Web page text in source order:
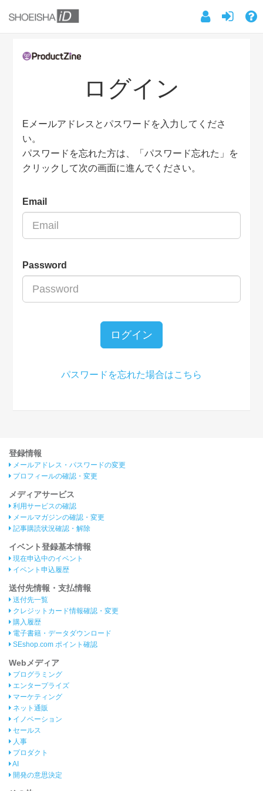
ログイン
Eメールアドレスとパスワードを入力してくださ
い。
パスワードを忘れた方は、「パスワード忘れた」を
クリックして次の画面に進んでください。
Email
Password
ログイン
パスワードを忘れた場合はこちら
登録情報
メールアドレス・パスワードの変更
プロフィールの確認・変更
メディアサービス
利用サービスの確認
メールマガジンの確認・変更
記事購読状況確認・解除
イベント登録基本情報
現在申込中のイベント
イベント申込履歴
送付先情報・支払情報
送付先一覧
クレジットカード情報確認・変更
購入履歴
電子書籍・データダウンロード
SEshop.com ポイント確認
Webメディア
プログラミング
エンタープライズ
マーケティング
ネット通販
イノベーション
セールス
人事
プロダクト
AI
開発の意思決定